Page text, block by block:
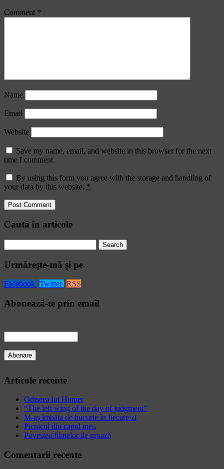
Comment *
Name
Email
Website
Save my name, email, and website in this browser for the next
time I comment.
By using this form you agree with the storage and handling of
your data by this website. *
Caută în articole
for:
Urmăreşte-mă şi pe
Facebook Twitter RSS
Abonează-te prin email
Articole recente
Odiseea lui Homer
“The left wing of the day of judgment”
M-aș îmbăta de bucurie în fiecare zi
Picnicul din capul meu
Povestea filmelor de groază
Comentarii recente